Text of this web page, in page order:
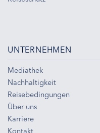
UNTERNEHMEN
Mediathek
Nachhaltigkeit
Reisebedingungen
Über uns
Karriere
Kontakt